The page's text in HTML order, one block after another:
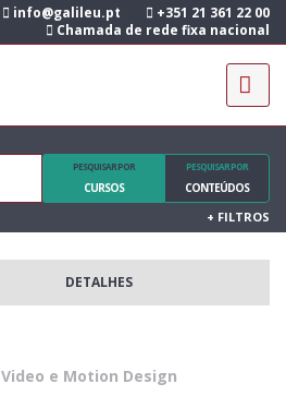
info@galileu.pt
+351 21 361 22 00
Chamada de rede fixa nacional
PESQUISAR POR
CURSOS
PESQUISAR POR
CONTEÚDOS
+ FILTROS
DETALHES
Video e Motion Design